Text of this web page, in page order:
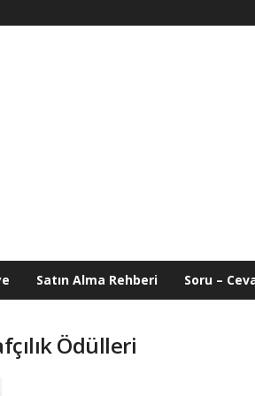
Satın Alma Rehberi Soru –
Ödülleri